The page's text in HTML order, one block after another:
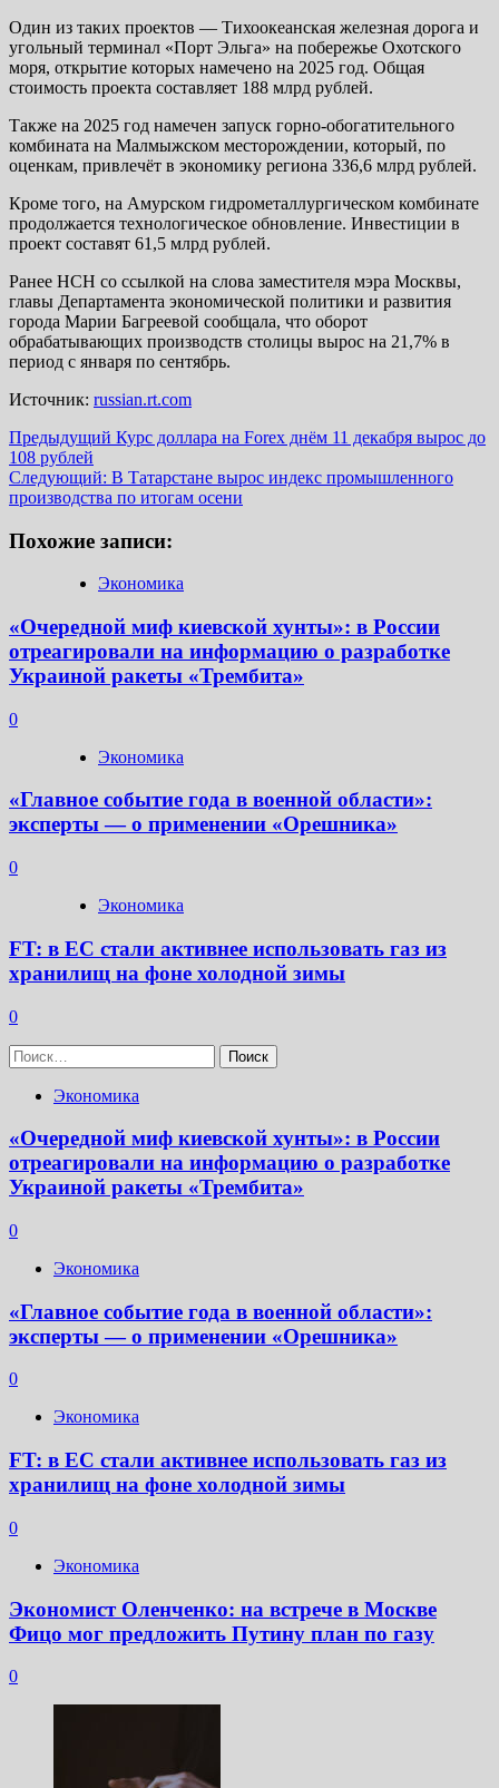
Один из таких проектов — Тихоокеанская железная дорога и
угольный терминал «Порт Эльга» на побережье Охотского
моря, открытие которых намечено на 2025 год. Общая
стоимость проекта составляет 188 млрд рублей.
Также на 2025 год намечен запуск горно-обогатительного
комбината на Малмыжском месторождении, который, по
оценкам, привлечёт в экономику региона 336,6 млрд рублей.
Кроме того, на Амурском гидрометаллургическом комбинате
продолжается технологическое обновление. Инвестиции в
проект составят 61,5 млрд рублей.
Ранее НСН со ссылкой на слова заместителя мэра Москвы,
главы Департамента экономической политики и развития
города Марии Багреевой сообщала, что оборот
обрабатывающих производств столицы вырос на 21,7% в
период с января по сентябрь.
Источник: russian.rt.com
Навигация
записи
Предыдущий Курс доллара на Forex днём 11 декабря вырос до
108 рублей
Следующий: В Татарстане вырос индекс промышленного
производства по итогам осени
Похожие записи:
Экономика
«Очередной миф киевской хунты»: в России
отреагировали на информацию о разработке
Украиной ракеты «Трембита»
0
Экономика
«Главное событие года в военной области»:
эксперты — о применении «Орешника»
0
Экономика
FT: в ЕС стали активнее использовать газ из
хранилищ на фоне холодной зимы
0
Найти:
Экономика
«Очередной миф киевской хунты»: в России
отреагировали на информацию о разработке
Украиной ракеты «Трембита»
0
Экономика
«Главное событие года в военной области»:
эксперты — о применении «Орешника»
0
Экономика
FT: в ЕС стали активнее использовать газ из
хранилищ на фоне холодной зимы
0
Экономика
Экономист Оленченко: на встрече в Москве
Фицо мог предложить Путину план по газу
0